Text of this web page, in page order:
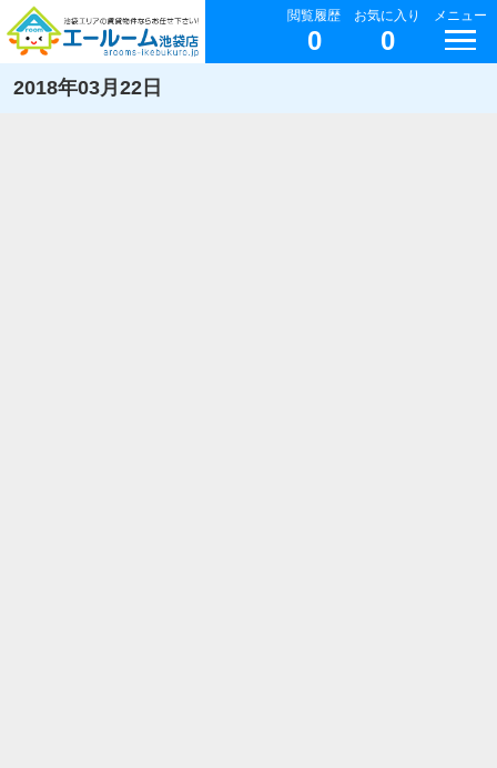
閲覧履歴
0
お気に入り
0
メニュー
2018年03月22日